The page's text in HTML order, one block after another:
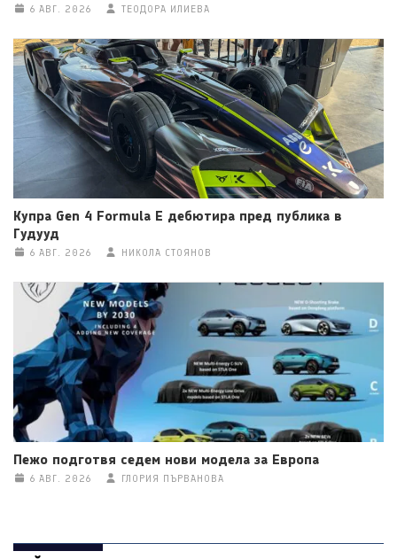
6 АВГ. 2026 ТЕОДОРА ИЛИЕВА
Купра Gen 4 Formula E дебютира пред публика в
Гудууд
6 АВГ. 2026 НИКОЛА СТОЯНОВ
Пежо подготвя седем нови модела за Европа
6 АВГ. 2026 ГЛОРИЯ ПЪРВАНОВА